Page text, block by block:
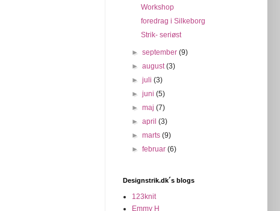
Workshop
foredrag i Silkeborg
Strik- seriøst
►september(9)
►august(3)
►juli(3)
►juni(5)
►maj(7)
►april(3)
►marts(9)
►februar(6)
Designstrik.dk´s blogs
123knit
Emmy H